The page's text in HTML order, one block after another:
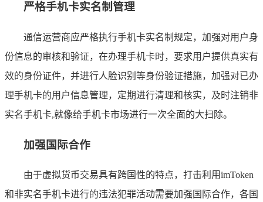
严格手机卡实名制管理
通信运营商应严格执行手机卡实名制规定，加强对用户身
份信息的审核和验证，在办理手机卡时，要求用户提供真实有
效的身份证件，并进行人脸识别等身份验证措施，加强对已办
理手机卡的用户信息管理，定期进行清理和核实，及时注销非
实名手机卡,就像给手机卡市场进行一次全面的大扫除。
加强国际合作
由于虚拟货币交易具有跨国性的特点，打击利用imToken
和非实名手机卡进行的违法犯罪活动需要加强国际合作，各国